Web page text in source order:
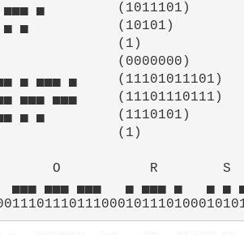
▄         (1011101)
▄           (10101)
(1)
(0000000)
▄ ▄▄▄ ▄     (11101011101)
▄▄▄ ▄▄▄     (11101110111)
▄ ▄         (1110101)
(1)
O           R        S
▄▄▄ ▄▄▄ ▄▄▄   ▄ ▄▄▄ ▄   ▄